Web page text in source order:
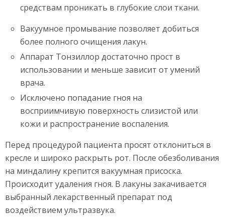
средствам проникать в глубокие слои ткани.
Вакуумное промывание позволяет добиться
более полного очищения лакун.
Аппарат Тонзиллор достаточно прост в
использовании и меньше зависит от умений
врача.
Исключено попадание гноя на
восприимчивую поверхность слизистой или
кожи и распространение воспаления.
Перед процедурой пациента просят отклониться в
кресле и широко раскрыть рот. После обезболивания
на миндалину крепится вакуумная присоска.
Происходит удаления гноя. В лакуны закачивается
выбранный лекарственный препарат под
воздействием ультразвука.